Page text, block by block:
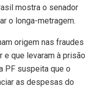
mostra o senador
o longa-metragem.
origem nas fraudes
que levaram à prisão
PF suspeita que o
as despesas do